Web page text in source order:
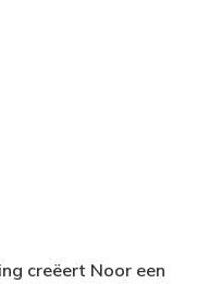
creëert Noor een